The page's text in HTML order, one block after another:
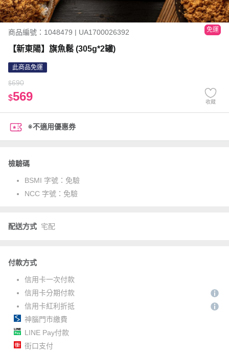
商品編號：1048479 | UA1700026392 免運
【新東陽】旗魚鬆 (305g*2罐)
此商品免運
$690
$569 收藏
※不適用優惠券
檢驗碼
BSMI 字號： 免驗
NCC 字號： 免驗
配送方式 宅配
付款方式
信用卡一次付款
信用卡分期付款
信用卡紅利折抵
神腦門市繳費
LINE Pay付款
街口支付